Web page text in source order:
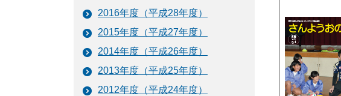
2016年度（平成28年度）
2015年度（平成27年度）
2014年度（平成26年度）
2013年度（平成25年度）
2012年度（平成24年度）